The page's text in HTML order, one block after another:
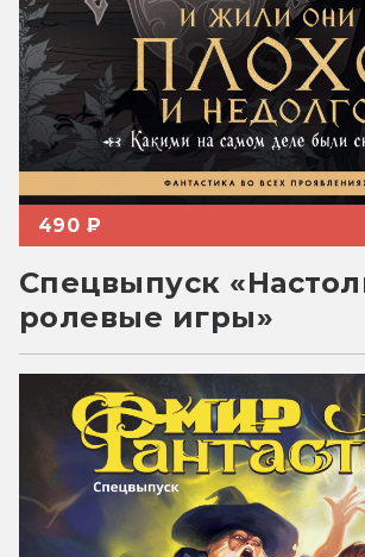
490 ₽
Спецвыпуск
ролевые игры»